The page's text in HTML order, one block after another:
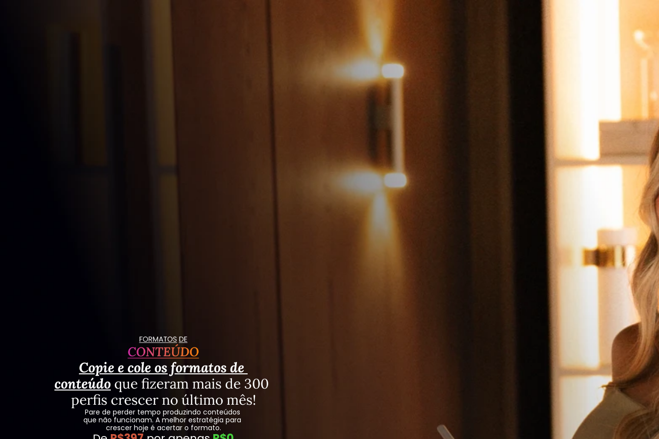
Copie e cole os formatos de
conteúdo que fizeram mais de 300
perfis crescer no último mês!
Pare de perder tempo produzindo conteúdos
que não funcionam. A melhor estratégia para
crescer hoje é acertar o formato.